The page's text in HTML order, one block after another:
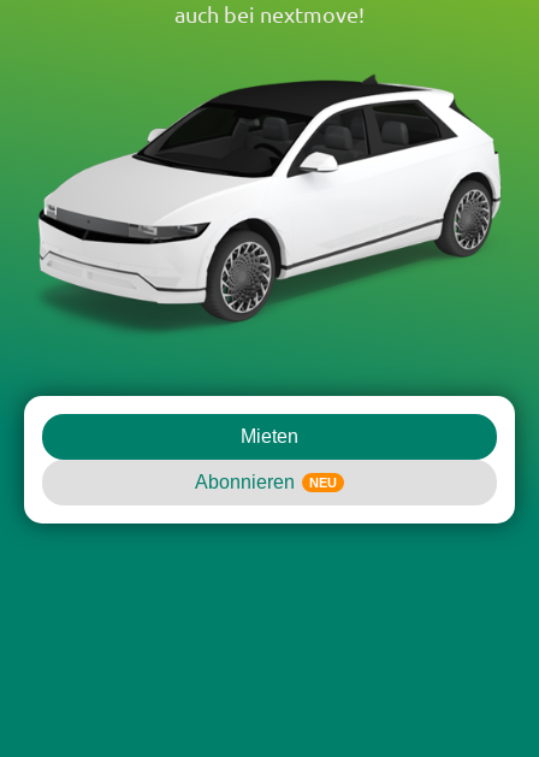
auch bei nextmove!
Mieten
Abonnieren NEU